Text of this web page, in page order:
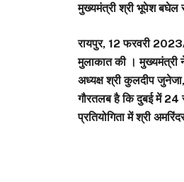
मुख्यमंत्री श्री भूपेश बघेल
रायपुर, 12 फरवरी
मुलाकात की । मुख्यमंत्री
अध्यक्ष श्री कुलदीप जुनेजा,
गौरतलब है कि दुबई में 24
प्रतियोगिता में श्री